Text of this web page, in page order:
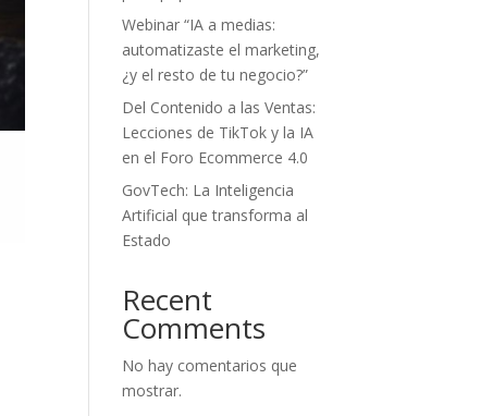
Webinar “IA a medias:
automatizaste el marketing,
¿y el resto de tu negocio?”
Del Contenido a las Ventas:
Lecciones de TikTok y la IA
en el Foro Ecommerce 4.0
GovTech: La Inteligencia
Artificial que transforma al
Estado
Recent
Comments
No hay comentarios que
mostrar.